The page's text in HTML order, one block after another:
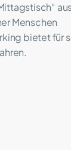
Menschen
bietet für